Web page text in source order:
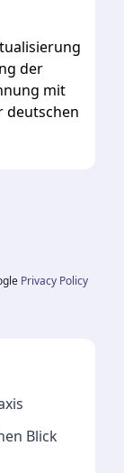
der
mit
deutschen
Privacy Policy
Blick